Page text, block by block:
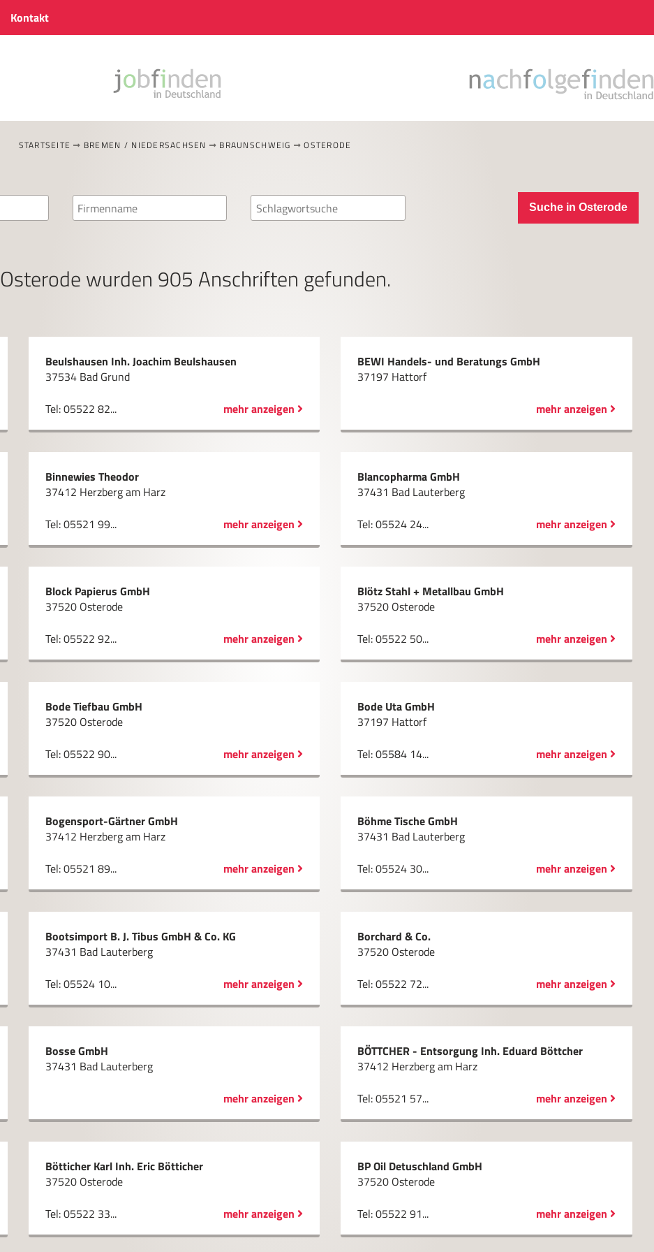
Kontakt
STARTSEITE BREMEN / NIEDERSACHSEN BRAUNSCHWEIG OSTERODE
Suche in Osterode
Osterodewurden 905 Anschriften gefunden.
Beulshausen Inh. Joachim Beulshausen
37534 Bad Grund
Tel: 05522 82...
mehr anzeigen
BEWI Handels- und Beratungs GmbH
37197 Hattorf
mehr anzeigen
Binnewies Theodor
37412 Herzberg am Harz
Tel: 05521 99...
mehr anzeigen
Blancopharma GmbH
37431 Bad Lauterberg
Tel: 05524 24...
mehr anzeigen
Block Papierus GmbH
37520 Osterode
Tel: 05522 92...
mehr anzeigen
Blötz Stahl + Metallbau GmbH
37520 Osterode
Tel: 05522 50...
mehr anzeigen
Bode Tiefbau GmbH
37520 Osterode
Tel: 05522 90...
mehr anzeigen
Bode Uta GmbH
37197 Hattorf
Tel: 05584 14...
mehr anzeigen
Bogensport-Gärtner GmbH
37412 Herzberg am Harz
Tel: 05521 89...
mehr anzeigen
Böhme Tische GmbH
37431 Bad Lauterberg
Tel: 05524 30...
mehr anzeigen
Bootsimport B. J. Tibus GmbH & Co. KG
37431 Bad Lauterberg
Tel: 05524 10...
mehr anzeigen
Borchard & Co.
37520 Osterode
Tel: 05522 72...
mehr anzeigen
Bosse GmbH
37431 Bad Lauterberg
mehr anzeigen
BÖTTCHER - Entsorgung Inh. Eduard Böttcher
37412 Herzberg am Harz
Tel: 05521 57...
mehr anzeigen
Bötticher Karl Inh. Eric Bötticher
37520 Osterode
Tel: 05522 33...
mehr anzeigen
BP Oil Detuschland GmbH
37520 Osterode
Tel: 05522 91...
mehr anzeigen